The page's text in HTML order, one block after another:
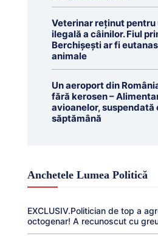
Veterinar reținut pentru
ilegală a câinilor. Fiul
Berchișești ar fi
animale
Un aeroport din
fără kerosen –
avioanelor, suspendată
săptămână
Anchetele Lumea Politică
EXCLUSIV.Politician de top a
octogenar! A recunoscut cu